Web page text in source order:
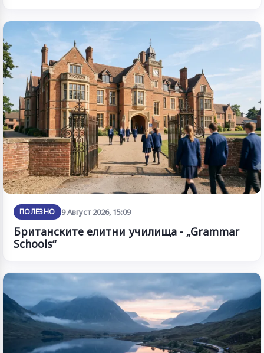
ПОЛЕЗНО 9 Август 2026, 15:09
Британските елитни училища - „Grammar
Schools“